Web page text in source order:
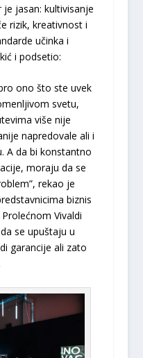
jasan: kultivisanje
rizik, kreativnost i
učinka i
i podsetio:
ono što ste uvek
svetu,
više nije
napredovale ali i
A da bi konstantno
moraju da se
rekao je
biznis
Vivaldi
se upuštaju u
garancije ali zato